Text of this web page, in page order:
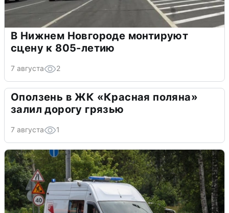
В Нижнем Новгороде монтируют
сцену к 805-летию
7 августа 2
Оползень в ЖК «Красная поляна»
залил дорогу грязью
7 августа 1